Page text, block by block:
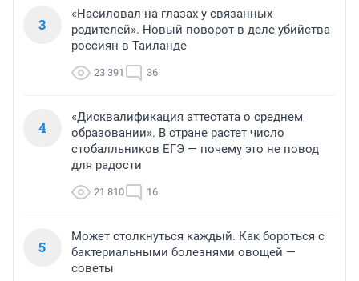
3
«Насиловал на глазах у связанных
родителей». Новый поворот в деле убийства
россиян в Таиланде
23 391 36
4
«Дисквалификация аттестата о среднем
образовании». В стране растет число
стобалльников ЕГЭ — почему это не повод
для радости
21 810 16
5
Может столкнуться каждый. Как бороться с
бактериальными болезнями овощей —
советы